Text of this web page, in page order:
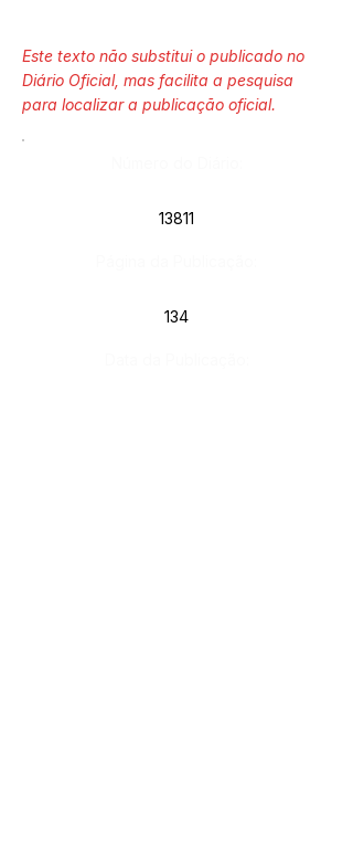
Este texto não substitui o publicado no
Diário Oficial, mas facilita a pesquisa
para localizar a publicação oficial.
13811
134